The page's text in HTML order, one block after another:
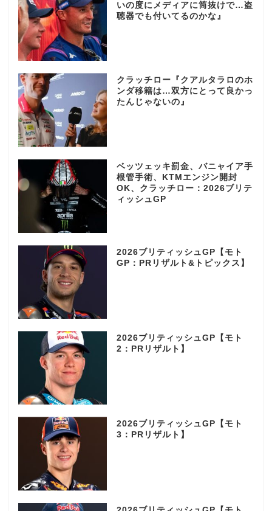
いの度にメディアに筒抜けで…盗
聴器でも付いてるのかな』
クラッチロー『クアルタラロのホ
ンダ移籍は…双方にとって良かっ
たんじゃないの』
ベッツェッキ罰金、バニャイア手
根管手術、KTMエンジン開封
OK、クラッチロー：2026ブリテ
ィッシュGP
2026ブリティッシュGP【モト
GP：PRリザルト&トピックス】
2026ブリティッシュGP【モト
2：PRリザルト】
2026ブリティッシュGP【モト
3：PRリザルト】